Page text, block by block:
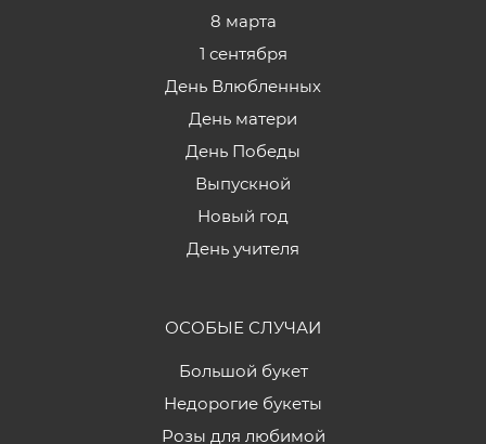
8 марта
1 сентября
День Влюбленных
День матери
День Победы
Выпускной
Новый год
День учителя
ОСОБЫЕ СЛУЧАИ
Большой букет
Недорогие букеты
Розы для любимой